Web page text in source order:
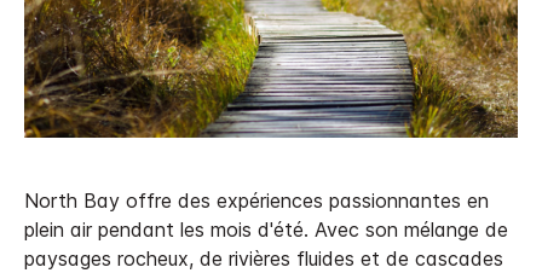
North Bay offre des expériences passionnantes en
plein air pendant les mois d'été. Avec son mélange de
paysages rocheux, de rivières fluides et de cascades